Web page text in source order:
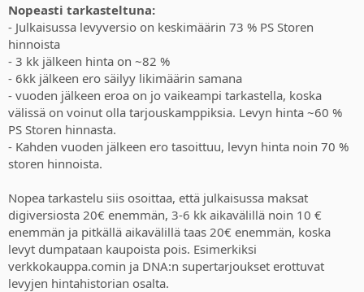
Nopeasti tarkasteltuna:
- Julkaisussa levyversio on keskimäärin 73 % PS Storen
hinnoista
- 3 kk jälkeen hinta on ~82 %
- 6kk jälkeen ero säilyy likimäärin samana
- vuoden jälkeen eroa on jo vaikeampi tarkastella, koska
välissä on voinut olla tarjouskamppiksia. Levyn hinta ~60 %
PS Storen hinnasta.
- Kahden vuoden jälkeen ero tasoittuu, levyn hinta noin 70 %
storen hinnoista.
Nopea tarkastelu siis osoittaa, että julkaisussa maksat
digiversiosta 20€ enemmän, 3-6 kk aikavälillä noin 10 €
enemmän ja pitkällä aikavälillä taas 20€ enemmän, koska
levyt dumpataan kaupoista pois. Esimerkiksi
verkkokauppa.comin ja DNA:n supertarjoukset erottuvat
levyjen hintahistorian osalta.